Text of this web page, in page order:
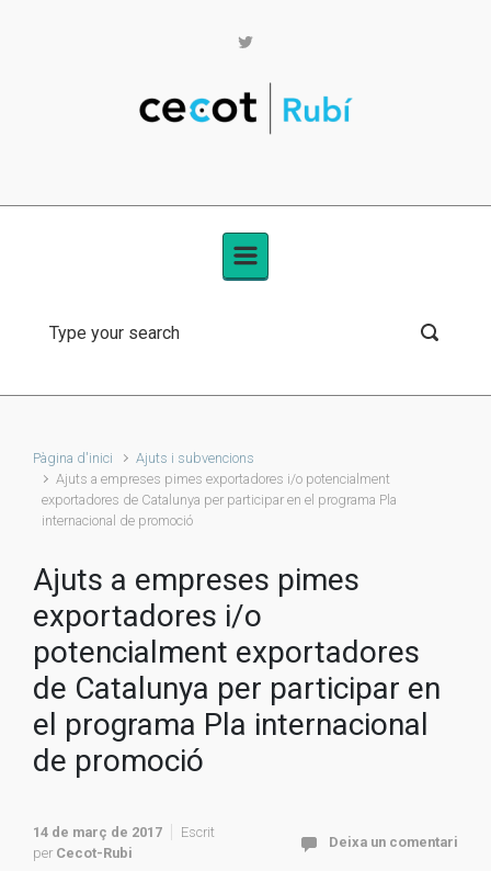
Pàgina d'inici
Ajuts i subvencions
Ajuts a empreses pimes exportadores i/o potencialment
exportadores de Catalunya per participar en el programa Pla
internacional de promoció
Ajuts a empreses pimes
exportadores i/o
potencialment exportadores
de Catalunya per participar en
el programa Pla internacional
de promoció
14 de març de 2017
Escrit
per Cecot-Rubi
Deixa un comentari